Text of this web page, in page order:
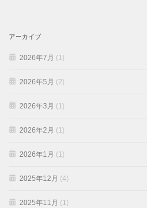
アーカイブ
2026年7月 (1)
2026年5月 (2)
2026年3月 (1)
2026年2月 (1)
2026年1月 (1)
2025年12月 (4)
2025年11月 (1)